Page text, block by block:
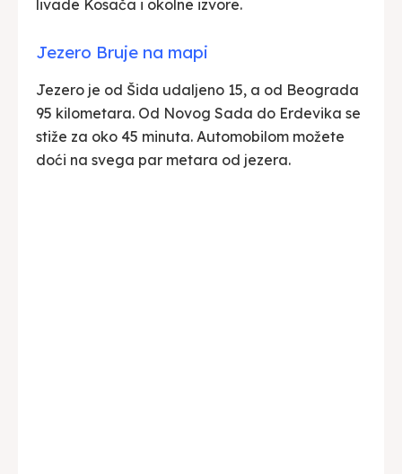
livade Kosača i okolne izvore.
Jezero Bruje na mapi
Jezero je od Šida udaljeno 15, a od Beograda
95 kilometara. Od Novog Sada do Erdevika se
stiže za oko 45 minuta. Automobilom možete
doći na svega par metara od jezera.